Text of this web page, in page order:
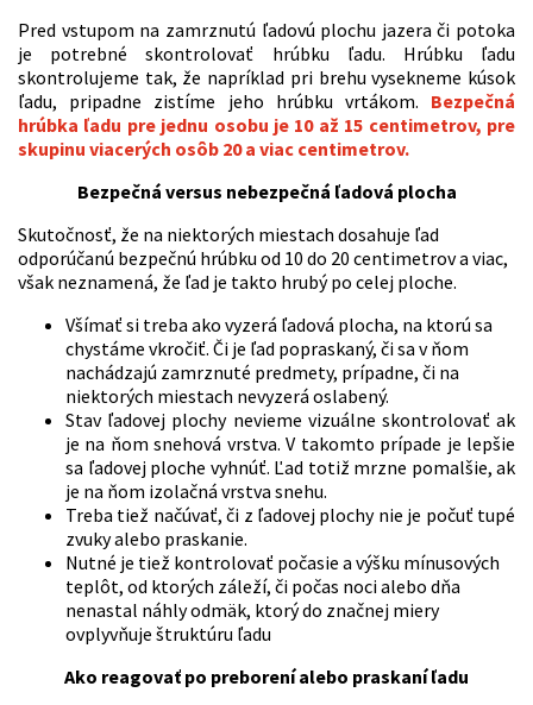
Pred vstupom na zamrznutú ľadovú plochu jazera či potoka
je potrebné skontrolovať hrúbku ľadu. Hrúbku ľadu
skontrolujeme tak, že napríklad pri brehu vysekneme kúsok
ľadu, pripadne zistíme jeho hrúbku vrtákom. Bezpečná
hrúbka ľadu pre jednu osobu je 10 až 15 centimetrov, pre
skupinu viacerých osôb 20 a viac centimetrov.
Bezpečná versus nebezpečná ľadová plocha
Skutočnosť, že na niektorých miestach dosahuje ľad
odporúčanú bezpečnú hrúbku od 10 do 20 centimetrov a viac,
však neznamená, že ľad je takto hrubý po celej ploche.
Všímať si treba ako vyzerá ľadová plocha, na ktorú sa
chystáme vkročiť. Či je ľad popraskaný, či sa v ňom
nachádzajú zamrznuté predmety, prípadne, či na
niektorých miestach nevyzerá oslabený.
Stav ľadovej plochy nevieme vizuálne skontrolovať ak
je na ňom snehová vrstva. V takomto prípade je lepšie
sa ľadovej ploche vyhnúť. Ľad totiž mrzne pomalšie, ak
je na ňom izolačná vrstva snehu.
Treba tiež načúvať, či z ľadovej plochy nie je počuť tupé
zvuky alebo praskanie.
Nutné je tiež kontrolovať počasie a výšku mínusových
teplôt, od ktorých záleží, či počas noci alebo dňa
nenastal náhly odmäk, ktorý do značnej miery
ovplyvňuje štruktúru ľadu
Ako reagovať po preborení alebo praskaní ľadu